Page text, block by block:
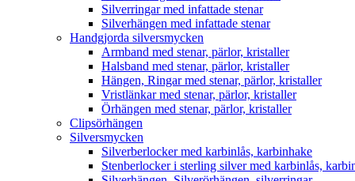
Silverringar med infattade stenar
Silverhängen med infattade stenar
Handgjorda silversmycken
Armband med stenar, pärlor, kristaller
Halsband med stenar, pärlor, kristaller
Hängen, Ringar med stenar, pärlor, kristaller
Vristlänkar med stenar, pärlor, kristaller
Örhängen med stenar, pärlor, kristaller
Clipsörhängen
Silversmycken
Silverberlocker med karbinlås, karbinhake
Stenberlocker i sterling silver med karbinlås,